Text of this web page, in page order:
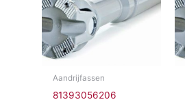
Aandrijfassen
81393056206